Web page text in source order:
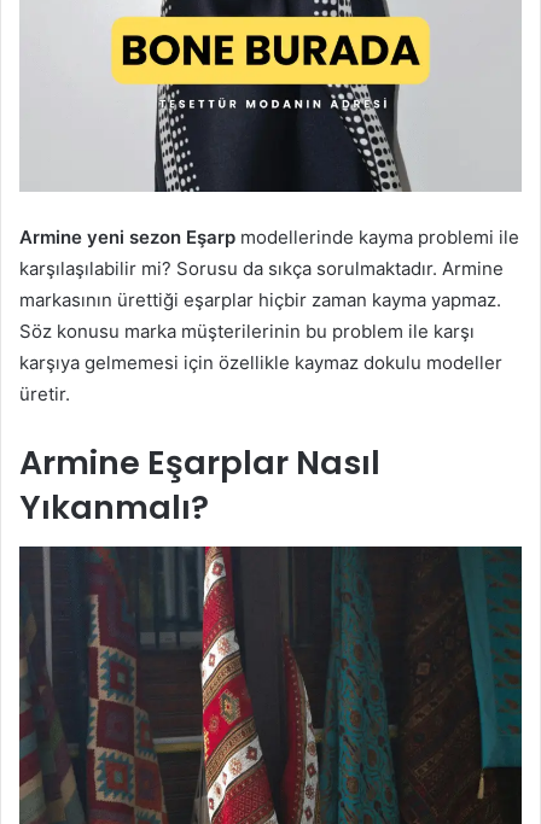
Armine yeni sezon Eşarp modellerinde kayma problemi ile
karşılaşılabilir mi? Sorusu da sıkça sorulmaktadır. Armine
markasının ürettiği eşarplar hiçbir zaman kayma yapmaz.
Söz konusu marka müşterilerinin bu problem ile karşı
karşıya gelmemesi için özellikle kaymaz dokulu modeller
üretir.
Armine Eşarplar Nasıl
Yıkanmalı?